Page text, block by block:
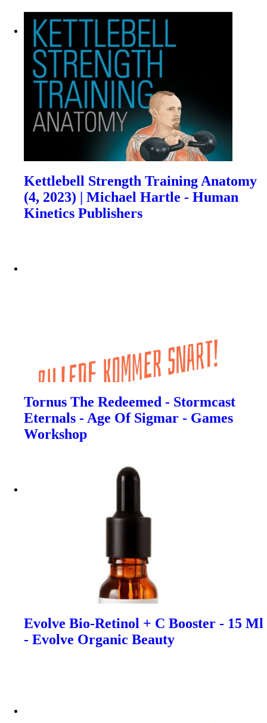
Kettlebell Strength Training Anatomy
(4, 2023) | Michael Hartle - Human
Kinetics Publishers
Tornus The Redeemed - Stormcast
Eternals - Age Of Sigmar - Games
Workshop
Evolve Bio-Retinol + C Booster - 15 Ml
- Evolve Organic Beauty